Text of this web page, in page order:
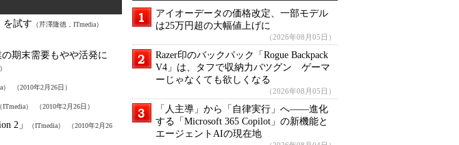
を試す （芹澤隆徳，ITmedia）
の期末需要もやや活発に
（2010年2月26日）
（ITmedia） （2010年2月26日）
2」 （ITmedia） （2010年2月26
アイオーデータの価格改定、一部モデル
は25万円超の大幅値上げに
（2026年08月05日）
Razer印のバックパック「Rogue Backpack
V4」は、タフで収納力バツグン ゲーマ
ーじゃなくても欲しくなる
（2026年08月05日）
「人主導」から「自律実行」へ――進化
する「Microsoft 365 Copilot」の新機能と
エージェントAIの現在地